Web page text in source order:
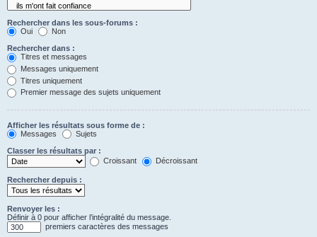
Rechercher dans les sous-forums :
Oui
Non
Rechercher dans :
Titres et messages
Messages uniquement
Titres uniquement
Premier message des sujets uniquement
Afficher les résultats sous forme de :
Messages
Sujets
Classer les résultats par :
Croissant
Décroissant
Rechercher depuis :
Renvoyer les :
Définir à 0 pour afficher l’intégralité du message.
premiers caractères des messages